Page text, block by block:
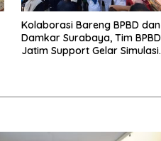
Kolaborasi Bareng BPBD dan
Damkar Surabaya, Tim BPBD
Jatim Support Gelar Simulasi